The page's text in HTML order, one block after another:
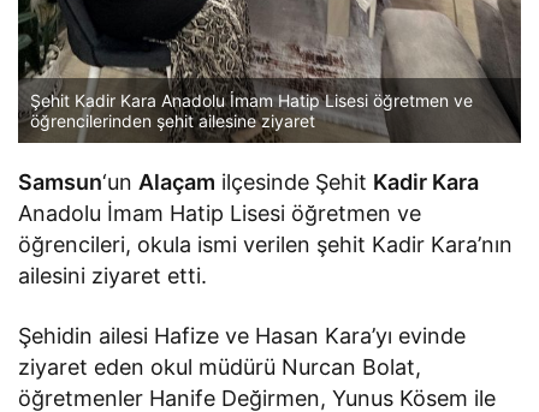
Şehit Kadir Kara Anadolu İmam Hatip Lisesi öğretmen ve
öğrencilerinden şehit ailesine ziyaret
Samsun‘un Alaçam ilçesinde Şehit Kadir Kara
Anadolu İmam Hatip Lisesi öğretmen ve
öğrencileri, okula ismi verilen şehit Kadir Kara’nın
ailesini ziyaret etti.
Şehidin ailesi Hafize ve Hasan Kara’yı evinde
ziyaret eden okul müdürü Nurcan Bolat,
öğretmenler Hanife Değirmen, Yunus Kösem ile